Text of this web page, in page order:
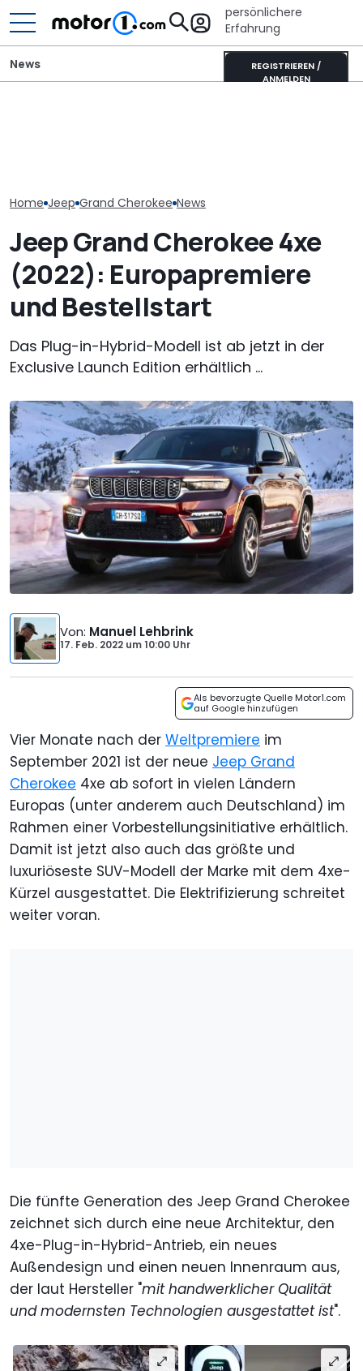
persönlichere
Erfahrung
REGISTRIEREN /
ANMELDEN
News
Home Jeep Grand Cherokee News
Jeep Grand Cherokee 4xe
(2022): Europapremiere
und Bestellstart
Das Plug-in-Hybrid-Modell ist ab jetzt in der
Exclusive Launch Edition erhältlich ...
Von: Manuel Lehbrink
17. Feb. 2022 um10:00 Uhr
Als bevorzugte Quelle Motor1.com
auf Google hinzufügen
Vier Monate nach der Weltpremiere im
September 2021 ist der neue Jeep Grand
Cherokee 4xe ab sofort in vielen Ländern
Europas (unter anderem auch Deutschland) im
Rahmen einer Vorbestellungsinitiative erhältlich.
Damit ist jetzt also auch das größte und
luxuriöseste SUV-Modell der Marke mit dem 4xe-
Kürzel ausgestattet. Die Elektrifizierung schreitet
weiter voran.
Die fünfte Generation des Jeep Grand Cherokee
zeichnet sich durch eine neue Architektur, den
4xe-Plug-in-Hybrid-Antrieb, ein neues
Außendesign und einen neuen Innenraum aus,
der laut Hersteller "mit handwerklicher Qualität
und modernsten Technologien ausgestattet ist".